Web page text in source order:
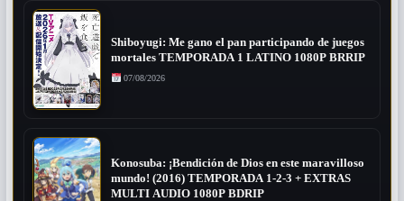
Shiboyugi: Me gano el pan participando de juegos
mortales TEMPORADA 1 LATINO 1080P BRRIP
07/08/2026
Konosuba: ¡Bendición de Dios en este maravilloso
mundo! (2016) TEMPORADA 1-2-3 + EXTRAS
MULTI AUDIO 1080P BDRIP